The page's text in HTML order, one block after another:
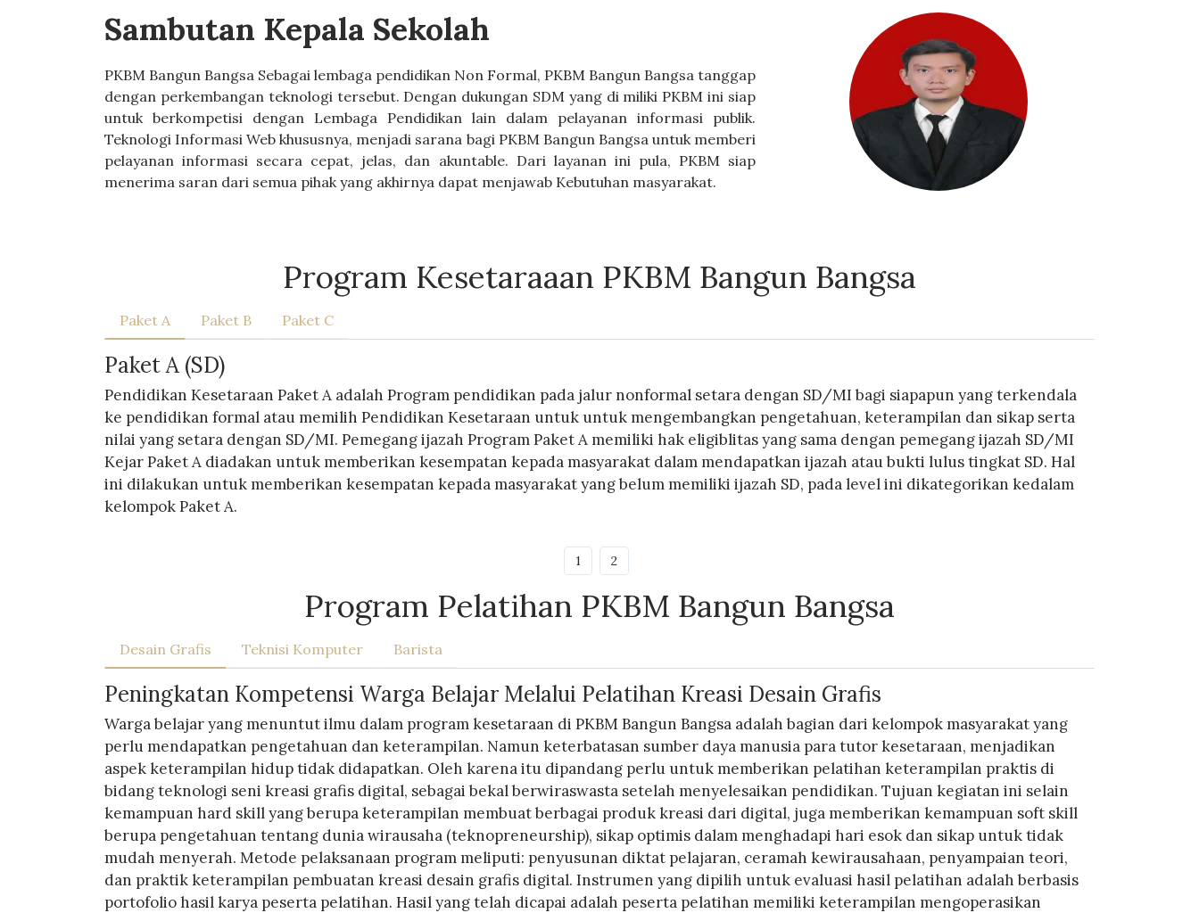
Sambutan Kepala Sekolah
PKBM Bangun Bangsa Sebagai lembaga pendidikan Non Formal, PKBM Bangun Bangsa tanggap
dengan perkembangan teknologi tersebut. Dengan dukungan SDM yang di miliki PKBM ini siap
untuk berkompetisi dengan Lembaga Pendidikan lain dalam pelayanan informasi publik.
Teknologi Informasi Web khususnya, menjadi sarana bagi PKBM Bangun Bangsa untuk memberi
pelayanan informasi secara cepat, jelas, dan akuntable. Dari layanan ini pula, PKBM siap
menerima saran dari semua pihak yang akhirnya dapat menjawab Kebutuhan masyarakat.
Program Kesetaraaan PKBM Bangun Bangsa
Paket A Paket B Paket C
Paket A (SD)
Pendidikan Kesetaraan Paket A adalah Program pendidikan pada jalur nonformal setara dengan SD/MI bagi siapapun yang terkendala
ke pendidikan formal atau memilih Pendidikan Kesetaraan untuk untuk mengembangkan pengetahuan, keterampilan dan sikap serta
nilai yang setara dengan SD/MI. Pemegang ijazah Program Paket A memiliki hak eligiblitas yang sama dengan pemegang ijazah SD/MI
Kejar Paket A diadakan untuk memberikan kesempatan kepada masyarakat dalam mendapatkan ijazah atau bukti lulus tingkat SD. Hal
ini dilakukan untuk memberikan kesempatan kepada masyarakat yang belum memiliki ijazah SD, pada level ini dikategorikan kedalam
kelompok Paket A.
1 2
Program Pelatihan PKBM Bangun Bangsa
Desain Grafis Teknisi Komputer Barista
Peningkatan Kompetensi Warga Belajar Melalui Pelatihan Kreasi Desain Grafis
Warga belajar yang menuntut ilmu dalam program kesetaraan di PKBM Bangun Bangsa adalah bagian dari kelompok masyarakat yang
perlu mendapatkan pengetahuan dan keterampilan. Namun keterbatasan sumber daya manusia para tutor kesetaraan, menjadikan
aspek keterampilan hidup tidak didapatkan. Oleh karena itu dipandang perlu untuk memberikan pelatihan keterampilan praktis di
bidang teknologi seni kreasi grafis digital, sebagai bekal berwiraswasta setelah menyelesaikan pendidikan. Tujuan kegiatan ini selain
kemampuan hard skill yang berupa keterampilan membuat berbagai produk kreasi dari digital, juga memberikan kemampuan soft skill
berupa pengetahuan tentang dunia wirausaha (teknopreneurship), sikap optimis dalam menghadapi hari esok dan sikap untuk tidak
mudah menyerah. Metode pelaksanaan program meliputi: penyusunan diktat pelajaran, ceramah kewirausahaan, penyampaian teori,
dan praktik keterampilan pembuatan kreasi desain grafis digital. Instrumen yang dipilih untuk evaluasi hasil pelatihan adalah berbasis
portofolio hasil karya peserta pelatihan. Hasil yang telah dicapai adalah peserta pelatihan memiliki keterampilan mengoperasikan